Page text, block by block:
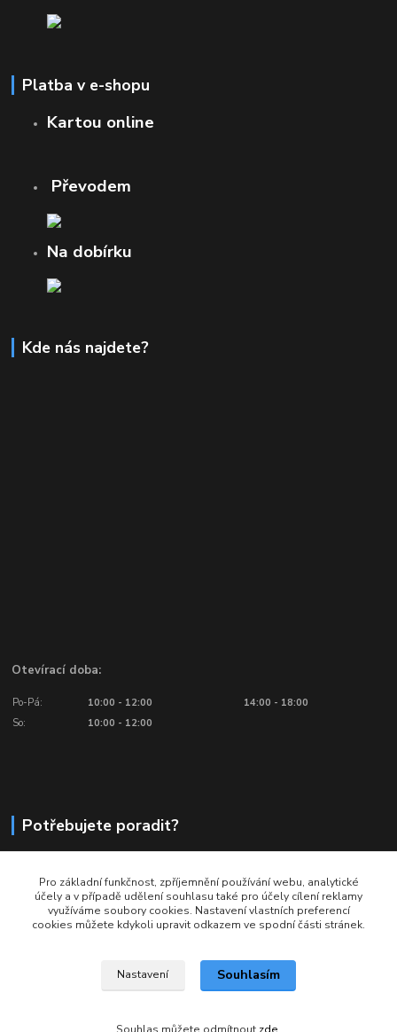
Platba v e-shopu
Kartou online
Převodem
Na dobírku
Kde nás najdete?
Otevírací doba:
Po-Pá: 10:00 - 12:00
14:00 - 18:00
So:
10:00 - 12:00
Potřebujete poradit?
Volejte: Po - Pá (10:00 - 18:00)
info@ragbyobchod.cz
Pro základní funkčnost, zpříjemnění používání webu, analytické
účely a v případě udělení souhlasu také pro účely cílení reklamy
využíváme soubory cookies. Nastavení vlastních preferencí
cookies můžete kdykoli upravit odkazem ve spodní části stránek.
Nastavení Souhlasím